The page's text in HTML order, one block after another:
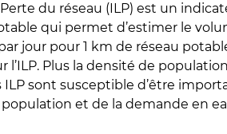
Perte du réseau (ILP) est un
qui permet d’estimer le
jour pour 1 km de réseau
l’ILP. Plus la densité de
sont susceptible d’être
et de la demande en